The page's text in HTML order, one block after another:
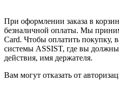
При оформлении заказа в
безналичной оплаты. Мы
Card. Чтобы оплатить покупку,
системы ASSIST, где вы
действия, имя держателя.
Вам могут отказать от